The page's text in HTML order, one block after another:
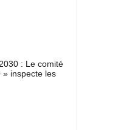
: Le comité
» inspecte les